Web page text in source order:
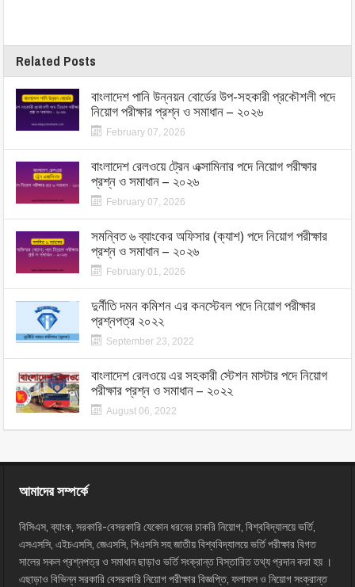
Related Posts
বাংলাদেশ পানি উন্নয়ন বোর্ডের উপ-সহকারী প্রকৌশলী পদে
নিয়োগ পরীক্ষার প্রশ্ন ও সমাধান – ২০২৬
February 07, 2026
বাংলাদেশ রেলওয়ে ট্রেন এক্সামিনার পদে নিয়োগ পরীক্ষার
প্রশ্ন ও সমাধান – ২০২৬
February 07, 2026
সমন্বিত ৬ ব্যাংকের অফিসার (ক্যাশ) পদে নিয়োগ পরীক্ষার
প্রশ্ন ও সমাধান – ২০২৬
February 01, 2026
দুর্নীতি দমন কমিশন এর কনস্টেবল পদে নিয়োগ পরীক্ষার
প্রশ্নপত্র ২০২২
September 23, 2022
বাংলাদেশ রেলওয়ে এর সহকারী স্টেশন মাস্টার পদে নিয়োগ
পরীক্ষার প্রশ্ন ও সমাধান – ২০২২
August 06, 2022
আমাদের সম্পর্কে
বিসিএস, ব্যাংক, সরকারি-বেসরকারি যেকোন ধরনের চাকরি নিয়োগ, বিশ্ববিদ্যালয়ে ভর্তি,
এসএসসি, এইচএসসি, জেএসসি, পিএসসি সহ জাতীয় বিশ্ববিদ্যালয়ে ভর্তি পরীক্ষার বিগত
সালের সকল প্রশ্নপত্র ও সমাধান ছাড়াও ভর্তি সংক্রান্ত বিস্তারিত তথ্য প্রদান করা হয় ।
এছাড়াও বিভিন্ন সরকারি বেসরকারি নিয়োগ পরীক্ষার বিজ্ঞপ্তি, ফলাফল ও নিয়োগ সংক্রান্ত